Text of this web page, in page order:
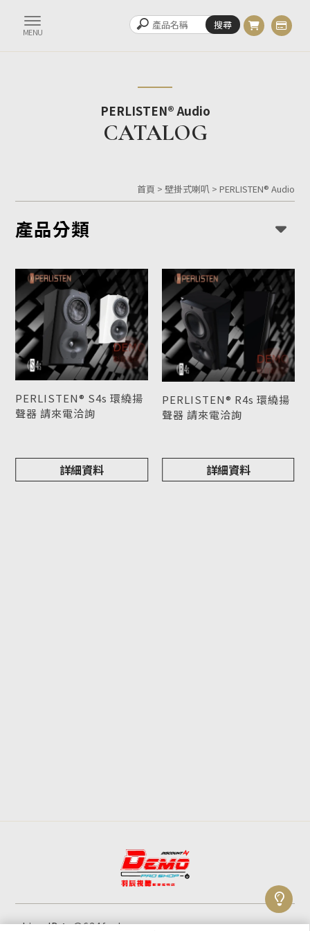
PERLISTEN® Audio
首頁 > 壁掛式喇叭 > PERLISTEN® Audio
產品分類
PERLISTEN® S4s 環繞揚
聲器 請來電洽詢
詳細資料
PERLISTEN® R4s 環繞揚
聲器 請來電洽詢
詳細資料
@634fsabx